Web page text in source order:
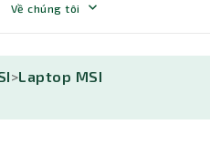
Về chúng tôi
>Laptop MSI